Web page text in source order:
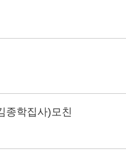
종학집사)모친